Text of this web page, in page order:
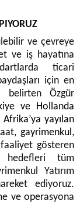
ve çevreye
ve iş hayatına
ticari
için en
belirten Özgür
ve Hollanda
yayılan
gayrimenkul,
faaliyet gösteren
hedefleri tüm
Yatırım
ediyoruz.
ve operasyona